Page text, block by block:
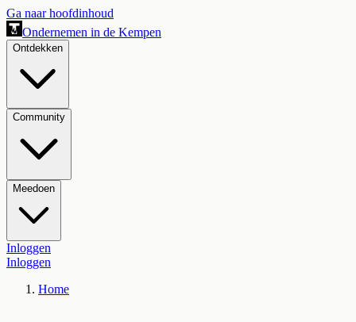
Ga naar hoofdinhoud
Ondernemen in de Kempen
Ontdekken
Community
Meedoen
Inloggen
Inloggen
Home